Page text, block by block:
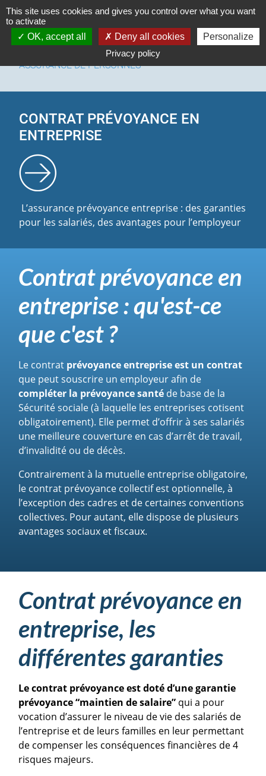
ASSURANCE DE PERSONNES
CONTRAT PRÉVOYANCE EN
ENTREPRISE
L’assurance prévoyance entreprise : des garanties
pour les salariés, des avantages pour l’employeur
Contrat prévoyance en
entreprise : qu'est-ce
que c'est ?
Le contrat prévoyance entreprise est un contrat
que peut souscrire un employeur afin de
compléter la prévoyance santé de base de la
Sécurité sociale (à laquelle les entreprises cotisent
obligatoirement). Elle permet d’offrir à ses salariés
une meilleure couverture en cas d’arrêt de travail,
d’invalidité ou de décès.
Contrairement à la mutuelle entreprise obligatoire,
le contrat prévoyance collectif est optionnelle, à
l’exception des cadres et de certaines conventions
collectives. Pour autant, elle dispose de plusieurs
avantages sociaux et fiscaux.
Contrat prévoyance en
entreprise, les
différentes garanties
Le contrat prévoyance est doté d’une garantie
prévoyance “maintien de salaire” qui a pour
vocation d’assurer le niveau de vie des salariés de
l’entreprise et de leurs familles en leur permettant
de compenser les conséquences financières de 4
risques majeurs.
Cookies management panel
This site uses cookies and gives you control over what you want
to activate
OK, accept all
Deny all cookies
Personalize
Privacy policy